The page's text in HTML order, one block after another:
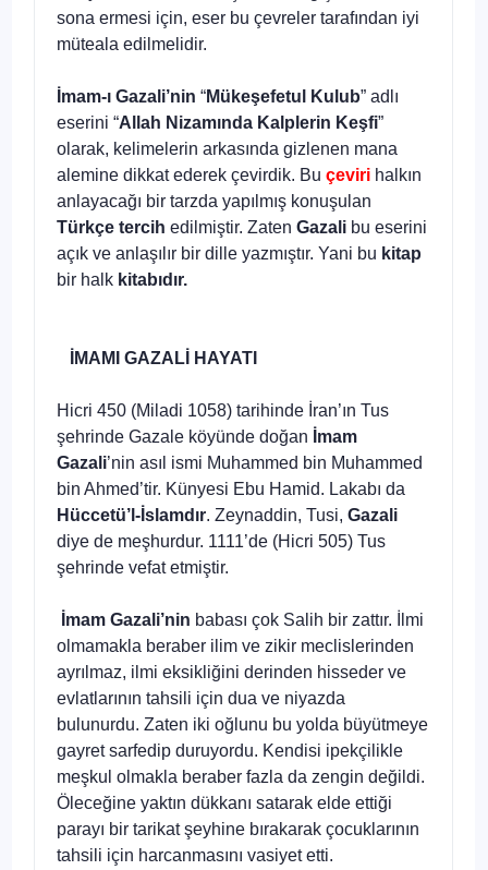
sona ermesi için, eser bu çevreler tarafından iyi
müteala edilmelidir.
İmam-ı Gazali’nin “Mükeşefetul Kulub” adlı
eserini “Allah Nizamında Kalplerin Keşfi”
olarak, kelimelerin arkasında gizlenen mana
alemine dikkat ederek çevirdik. Bu çeviri halkın
anlayacağı bir tarzda yapılmış konuşulan
Türkçe tercih edilmiştir. Zaten Gazali bu eserini
açık ve anlaşılır bir dille yazmıştır. Yani bu kitap
bir halk kitabıdır.
İMAMI GAZALİ HAYATI
Hicri 450 (Miladi 1058) tarihinde İran’ın Tus
şehrinde Gazale köyünde doğan İmam
Gazali’nin asıl ismi Muhammed bin Muhammed
bin Ahmed’tir. Künyesi Ebu Hamid. Lakabı da
Hüccetü’l-İslamdır. Zeynaddin, Tusi, Gazali
diye de meşhurdur. 1111’de (Hicri 505) Tus
şehrinde vefat etmiştir.
İmam Gazali’nin babası çok Salih bir zattır. İlmi
olmamakla beraber ilim ve zikir meclislerinden
ayrılmaz, ilmi eksikliğini derinden hisseder ve
evlatlarının tahsili için dua ve niyazda
bulunurdu. Zaten iki oğlunu bu yolda büyütmeye
gayret sarfedip duruyordu. Kendisi ipekçilikle
meşkul olmakla beraber fazla da zengin değildi.
Öleceğine yaktın dükkanı satarak elde ettiği
parayı bir tarikat şeyhine bırakarak çocuklarının
tahsili için harcanmasını vasiyet etti.